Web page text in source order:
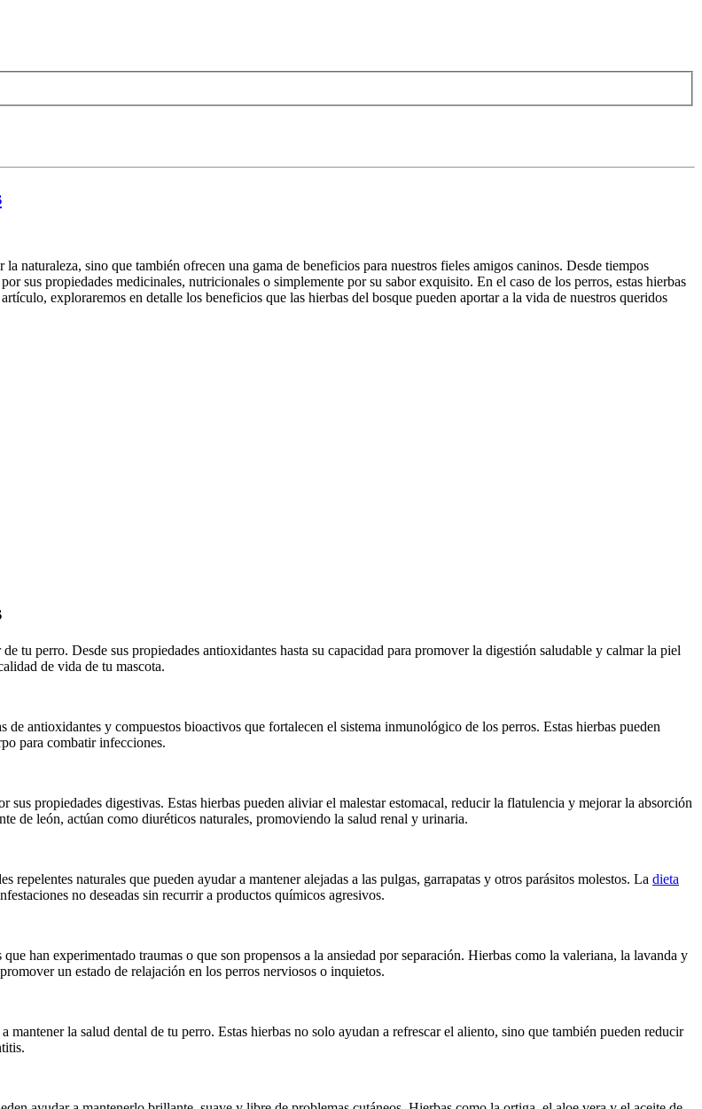
naturaleza, sino que también ofrecen una gama de beneficios para nuestros fieles amigos caninos. Desde tiempos
sus propiedades medicinales, nutricionales o simplemente por su sabor exquisito. En el caso de los perros, estas hierbas
exploraremos en detalle los beneficios que las hierbas del bosque pueden aportar a la vida de nuestros queridos
tu perro. Desde sus propiedades antioxidantes hasta su capacidad para promover la digestión saludable y calmar la piel
de vida de tu mascota.
antioxidantes y compuestos bioactivos que fortalecen el sistema inmunológico de los perros. Estas hierbas pueden
para combatir infecciones.
propiedades digestivas. Estas hierbas pueden aliviar el malestar estomacal, reducir la flatulencia y mejorar la absorción
de león, actúan como diuréticos naturales, promoviendo la salud renal y urinaria.
naturales que pueden ayudar a mantener alejadas a las pulgas, garrapatas y otros parásitos molestos. La dieta
no deseadas sin recurrir a productos químicos agresivos.
han experimentado traumas o que son propensos a la ansiedad por separación. Hierbas como la valeriana, la lavanda y
un estado de relajación en los perros nerviosos o inquietos.
la salud dental de tu perro. Estas hierbas no solo ayudan a refrescar el aliento, sino que también pueden reducir